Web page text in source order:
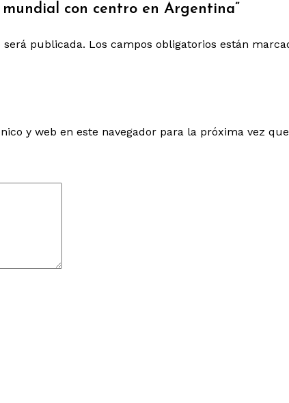
con centro en Argentina”
publicada. Los campos obligatorios están
y web en este navegador para la próxima vez